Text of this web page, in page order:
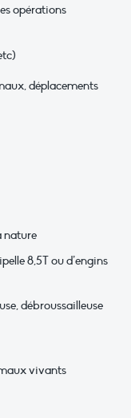
opérations
déplacements
nature
8,5T ou d’engins
débroussailleuse
vivants